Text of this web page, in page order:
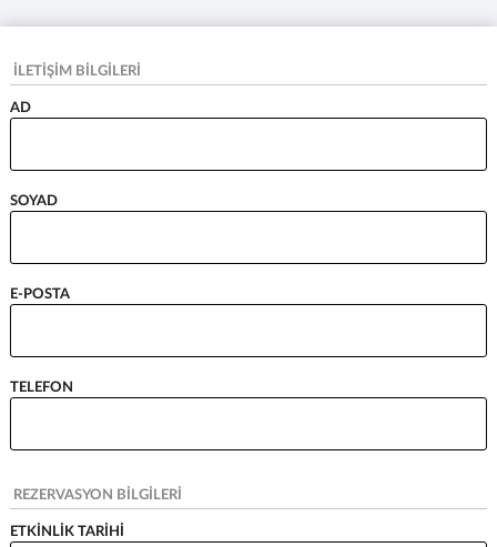
İLETİŞİM BİLGİLERİ
AD
SOYAD
E-POSTA
TELEFON
REZERVASYON BİLGİLERİ
ETKİNLİK TARİHİ